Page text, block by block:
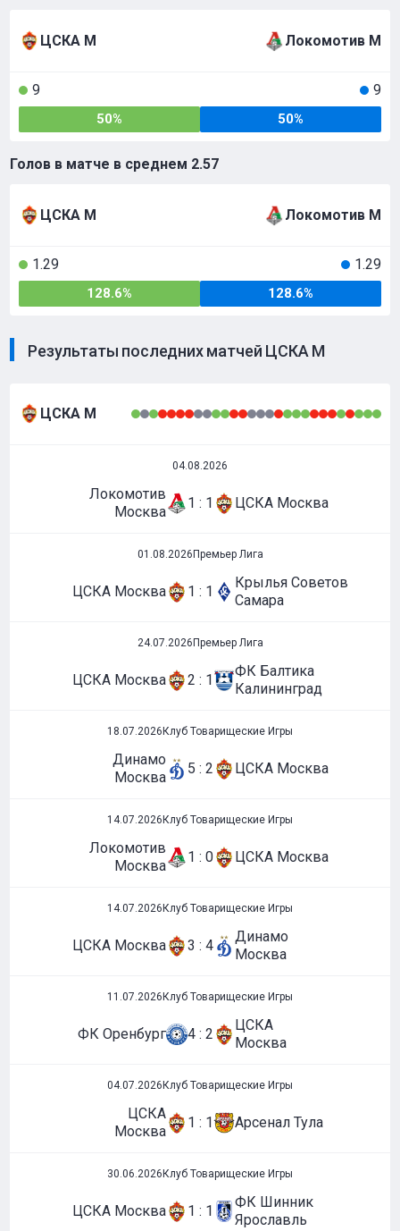
ЦСКА М Локомотив М
9 9
50% 50%
Голов в матче в среднем 2.57
ЦСКА М Локомотив М
1.29 1.29
128.6% 128.6%
Результаты последних матчей ЦСКА М
ЦСКА М
04.08.2026
Локомотив
Москва
1 : 1 ЦСКА Москва
01.08.2026 Премьер Лига
ЦСКА Москва 1 : 1
Крылья Советов
Самара
24.07.2026 Премьер Лига
ЦСКА Москва 2 : 1
ФК Балтика
Калининград
18.07.2026 Клуб Товарищеские Игры
Динамо
Москва
5 : 2 ЦСКА Москва
14.07.2026 Клуб Товарищеские Игры
Локомотив
Москва
1 : 0 ЦСКА Москва
14.07.2026 Клуб Товарищеские Игры
ЦСКА Москва 3 : 4
Динамо
Москва
11.07.2026 Клуб Товарищеские Игры
ФК Оренбург 4 : 2
ЦСКА
Москва
04.07.2026 Клуб Товарищеские Игры
ЦСКА
Москва
1 : 1 Арсенал Тула
30.06.2026 Клуб Товарищеские Игры
ЦСКА Москва 1 : 1
ФК Шинник
Ярославль